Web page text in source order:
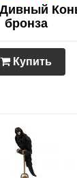
бронза
Купить